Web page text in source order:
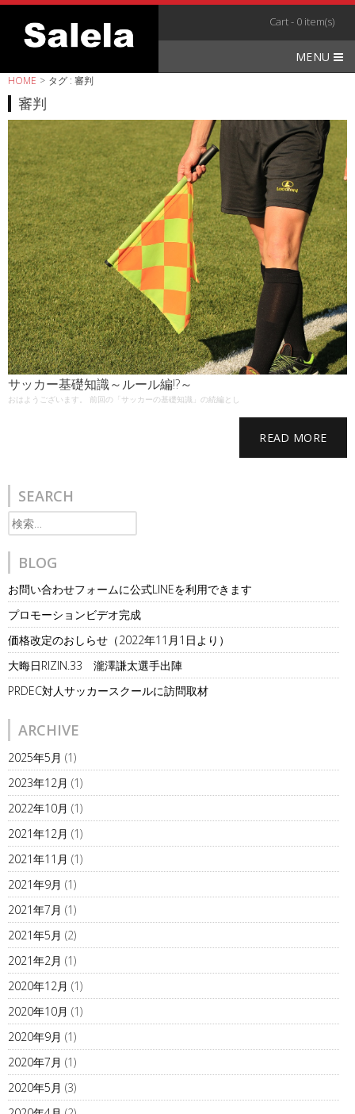
Skip
content
Cart - 0 item(s)
MENU
HOME > タグ : 審判
審判
サッカー基礎知識～ルール編!?～
おはようございます。 前回の「サッカーの基礎知識」の続編とし
READ MORE
SEARCH
検
索:
BLOG
お問い合わせフォームに公式LINEを利用できます
プロモーションビデオ完成
価格改定のおしらせ（2022年11月1日より）
大晦日RIZIN.33 瀧澤謙太選手出陣
PRDEC対人サッカースクールに訪問取材
ARCHIVE
2025年5月 (1)
2023年12月 (1)
2022年10月 (1)
2021年12月 (1)
2021年11月 (1)
2021年9月 (1)
2021年7月 (1)
2021年5月 (2)
2021年2月 (1)
2020年12月 (1)
2020年10月 (1)
2020年9月 (1)
2020年7月 (1)
2020年5月 (3)